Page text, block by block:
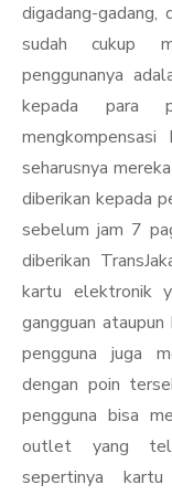
digadang-gadang,
sudah cukup
penggunanya
kepada para
mengkompensasi
seharusnya
diberikan kepada
sebelum jam 7
diberikan
kartu elektronik
gangguan
pengguna juga
dengan poin
pengguna bisa
outlet yang
sepertinya